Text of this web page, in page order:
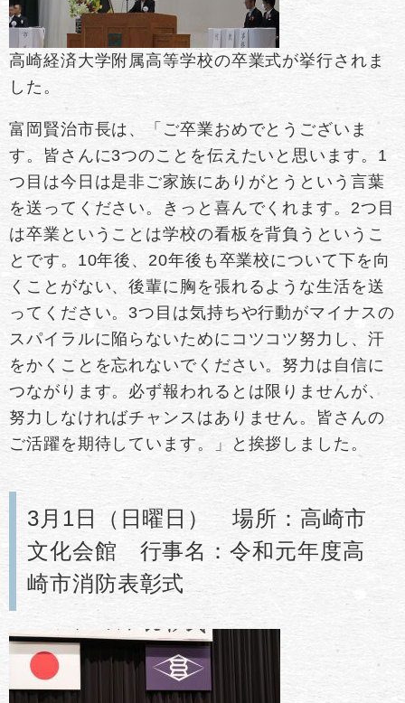
高崎経済大学附属高等学校の卒業式が挙行されま
した。
富岡賢治市長は、「ご卒業おめでとうございま
す。皆さんに3つのことを伝えたいと思います。1
つ目は今日は是非ご家族にありがとうという言葉
を送ってください。きっと喜んでくれます。2つ目
は卒業ということは学校の看板を背負うというこ
とです。10年後、20年後も卒業校について下を向
くことがない、後輩に胸を張れるような生活を送
ってください。3つ目は気持ちや行動がマイナスの
スパイラルに陥らないためにコツコツ努力し、汗
をかくことを忘れないでください。努力は自信に
つながります。必ず報われるとは限りませんが、
努力しなければチャンスはありません。皆さんの
ご活躍を期待しています。」と挨拶しました。
3月1日（日曜日） 場所：高崎市
文化会館 行事名：令和元年度高
崎市消防表彰式